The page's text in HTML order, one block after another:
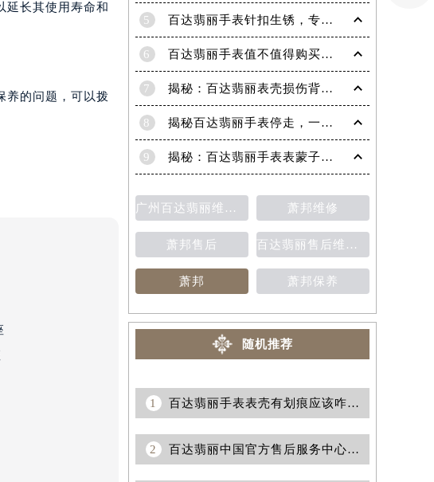
延长其使用寿命和
养的问题，可以拨
5 百达翡丽手表针扣生锈，专业处理更安全
6 百达翡丽手表值不值得购买（名表投资与收藏指南）
7 揭秘：百达翡丽表壳损伤背后的故事
8 揭秘百达翡丽手表停走，一文教你轻松恢复活力！
9 揭秘：百达翡丽手表表蒙子破损修复指南，让爱表重焕光彩！
广州百达翡丽维修保养售后中心 萧邦维修
萧邦售后 百达翡丽售后维修保养费用价目表
萧邦 萧邦保养
随机推荐
1 百达翡丽手表表壳有划痕应该咋处理
2 百达翡丽中国官方售后服务中心｜完整地址及官方电话权威信息通告（2026年7月更新）